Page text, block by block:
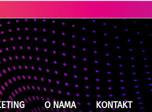
O NAMA KONTAKT